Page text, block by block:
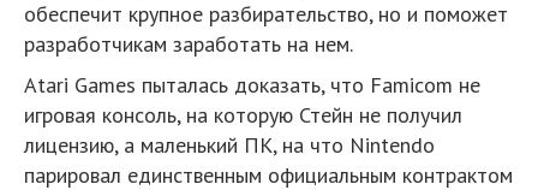
обеспечит крупное разбирательство, но и поможет
разработчикам заработать на нем.
Atari Games пыталась доказать, что Famicom не
игровая консоль, на которую Стейн не получил
лицензию, а маленький ПК, на что Nintendo
парировал единственным официальным контрактом